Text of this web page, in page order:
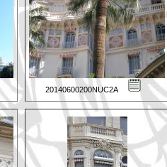
20140600200NUC2A